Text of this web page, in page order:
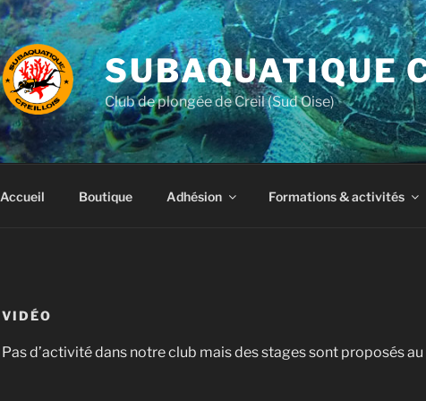
SUBAQUATIQUE
Club de plongée de Creil (Sud Oise)
Accueil Boutique Adhésion Formations & activités
VIDÉO
Pas d’activité dans notre club mais des stages sont proposés